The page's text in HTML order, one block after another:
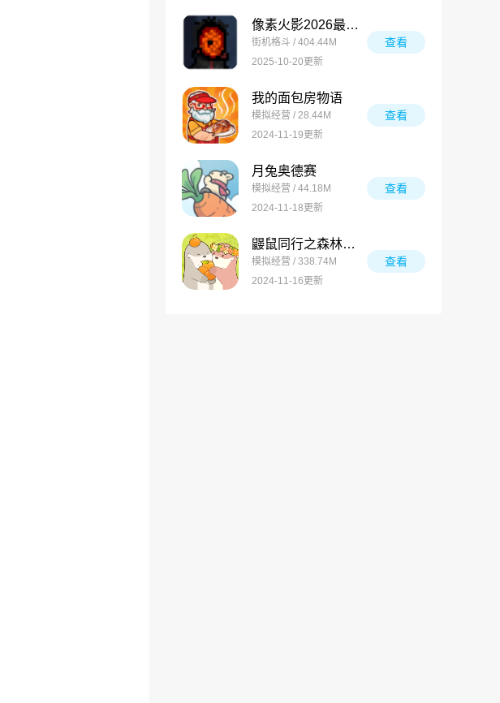
像素火影2026最新版
街机格斗 / 404.44M
2025-10-20更新
查看
我的面包房物语
模拟经营 / 28.44M
2024-11-19更新
查看
月兔奥德赛
模拟经营 / 44.18M
2024-11-18更新
查看
鼹鼠同行之森林之家万圣节版
模拟经营 / 338.74M
2024-11-16更新
查看